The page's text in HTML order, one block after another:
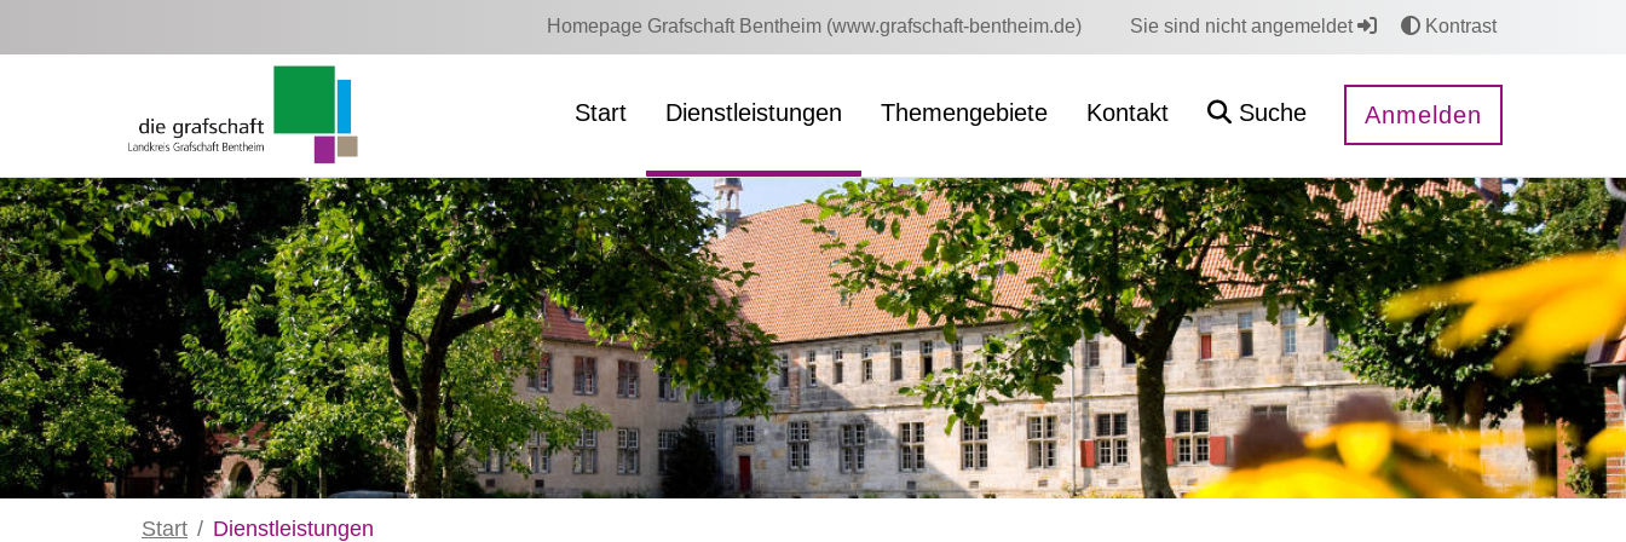
Homepage Grafschaft Bentheim (www.grafschaft-bentheim.de) Sie sind nicht angemeldet Kontrast
Start Dienstleistungen Themengebiete Kontakt Suche Anmelden
Start Dienstleistungen